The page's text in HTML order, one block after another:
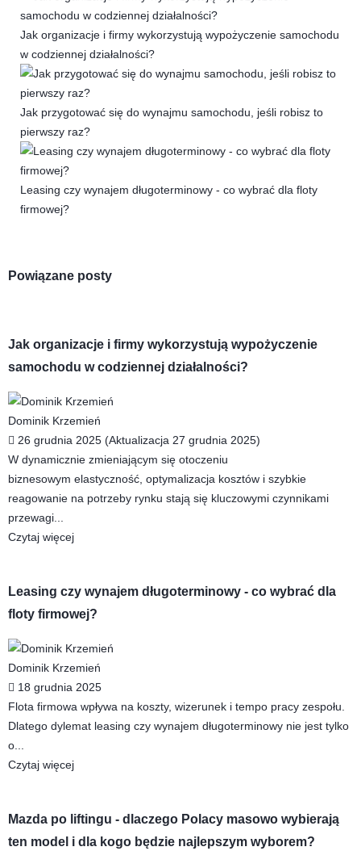
Jak organizacje i firmy wykorzystują wypożyczenie samochodu
w codziennej działalności?
Jak przygotować się do wynajmu samochodu, jeśli robisz to
pierwszy raz?
Leasing czy wynajem długoterminowy - co wybrać dla floty
firmowej?
Powiązane posty
Jak organizacje i firmy wykorzystują wypożyczenie
samochodu w codziennej działalności?
Dominik Krzemień
26 grudnia 2025 (Aktualizacja 27 grudnia 2025)
W dynamicznie zmieniającym się otoczeniu
biznesowym elastyczność, optymalizacja kosztów i szybkie
reagowanie na potrzeby rynku stają się kluczowymi czynnikami
przewagi...
Czytaj więcej
Leasing czy wynajem długoterminowy - co wybrać dla
floty firmowej?
Dominik Krzemień
18 grudnia 2025
Flota firmowa wpływa na koszty, wizerunek i tempo pracy zespołu.
Dlatego dylemat leasing czy wynajem długoterminowy nie jest tylko
o...
Czytaj więcej
Mazda po liftingu - dlaczego Polacy masowo wybierają
ten model i dla kogo będzie najlepszym wyborem?